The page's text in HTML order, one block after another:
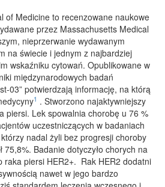
of Medicine to recenzowane naukowe
przez Massachusetts Medical
nieprzerwanie wydawanym
na świecie i jednym z najbardziej
wskaźniku cytowań. Opublikowane w
międzynarodowych badań
03” potwierdzają informację, na którą
1 . Stworzono najaktywniejszy
piersi. Lek spowalnia chorobę u 76 %
uczestniczących w badaniach
nadal żyli bez progresji choroby
75,8%. Badanie dotyczyło chorych na
raka piersi HER2+. Rak HER2 dodatni
nawet w jego bardzo